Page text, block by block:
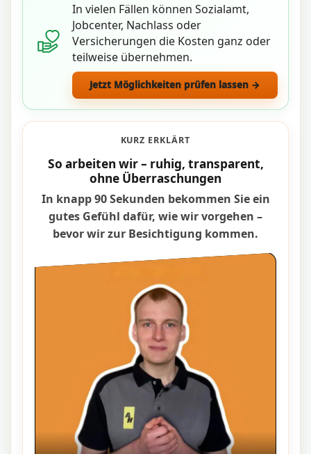
In vielen Fällen können Sozialamt,
Jobcenter, Nachlass oder
Versicherungen die Kosten ganz oder
teilweise übernehmen.
Jetzt Möglichkeiten prüfen lassen →
KURZ ERKLÄRT
So arbeiten wir – ruhig, transparent,
ohne Überraschungen
In knapp 90 Sekunden bekommen Sie ein
gutes Gefühl dafür, wie wir vorgehen –
bevor wir zur Besichtigung kommen.